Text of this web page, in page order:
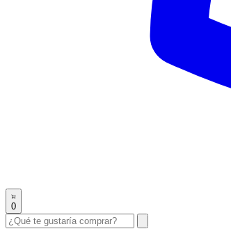
0